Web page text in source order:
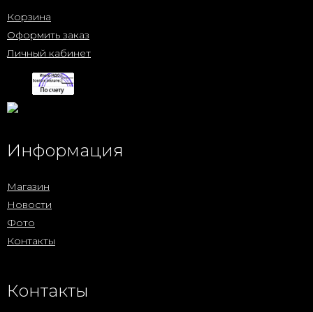
Корзина
Оформить заказ
Личный кабинет
Информация
Магазин
Новости
Фото
Контакты
Контакты